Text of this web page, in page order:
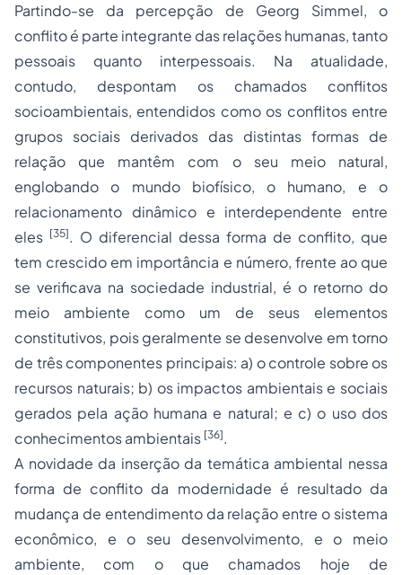
Partindo-se da percepção de Georg Simmel, o
conflito é parte integrante das relações humanas, tanto
pessoais quanto interpessoais. Na atualidade,
contudo, despontam os chamados conflitos
socioambientais, entendidos como os conflitos entre
grupos sociais derivados das distintas formas de
relação que mantêm com o seu meio natural,
englobando o mundo biofísico, o humano, e o
relacionamento dinâmico e interdependente entre
eles [35]. O diferencial dessa forma de conflito, que
tem crescido em importância e número, frente ao que
se verificava na sociedade industrial, é o retorno do
meio ambiente como um de seus elementos
constitutivos, pois geralmente se desenvolve em torno
de três componentes principais: a) o controle sobre os
recursos naturais; b) os impactos ambientais e sociais
gerados pela ação humana e natural; e c) o uso dos
conhecimentos ambientais [36].
A novidade da inserção da temática ambiental nessa
forma de conflito da modernidade é resultado da
mudança de entendimento da relação entre o sistema
econômico, e o seu desenvolvimento, e o meio
ambiente, com o que chamados hoje de